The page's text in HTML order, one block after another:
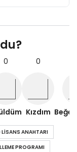
0 0
Kızdım
ANAHTARI
PROGRAMI